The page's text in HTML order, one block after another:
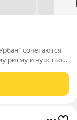
сочетаются
ритму и чувство
близость